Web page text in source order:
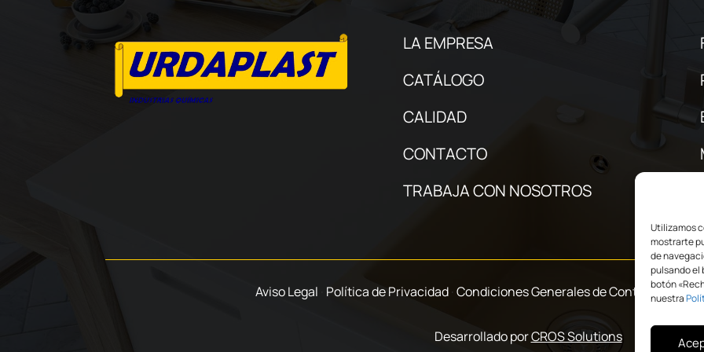
Utilizamos
mostrarte
de
pulsando el
botón
nuestra
LA EMPRESA
CATÁLOGO
CALIDAD
CONTACTO
TRABAJA CON NOSOTROS
Aviso Legal Política de Privacidad· Condiciones Generales de Contratación·
Desarrollado porCROS Solutions